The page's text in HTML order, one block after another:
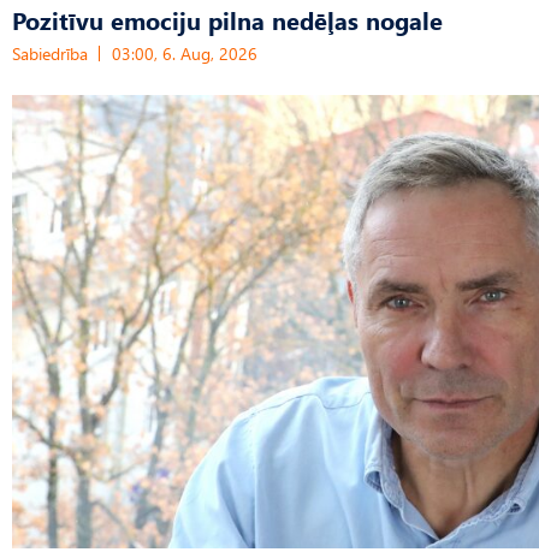
Pozitīvu emociju pilna nedēļas nogale
Sabiedrība 03:00, 6. Aug, 2026